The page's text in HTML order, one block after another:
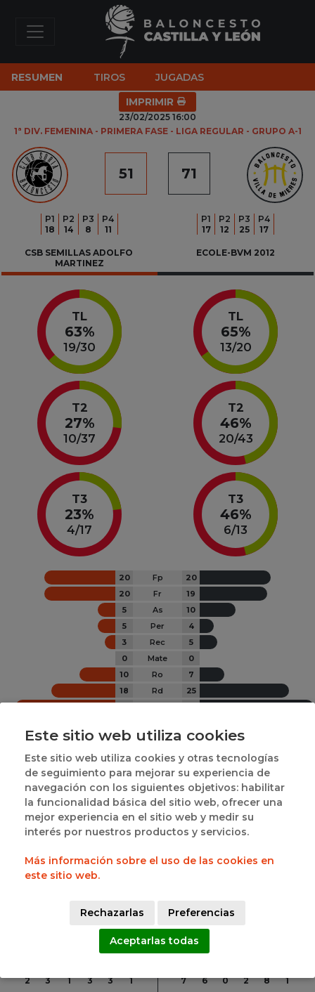
IMPRIMIR
RESUMEN TIROS JUGADAS
23/02/2025 16:00
1ª DIV. FEMENINA - PRIMERA FASE - LIGA REGULAR - GRUPO A-1
51
P1
18
P2
14
P3
8
P4
11
CSB SEMILLAS ADOLFO
MARTINEZ
71
P1
17
P2
12
P3
25
P4
17
ECOLE-BVM 2012
TL
63%
19/30
T2
27%
10/37
T3
23%
4/17
TL
65%
13/20
T2
46%
20/43
T3
46%
6/13
20 Fp
20
20
Fr
19
5
As
10
5
Per
4
3
Rec
5
0
Mate
0
10
Ro
7
18
Rd
25
6
6 | 25
JUGADORES DESTACADOS POR EQUIPO
LAURA  MARINA
2
3
1
3
3
1
7
6
0
2
8
1
Este sitio web utiliza cookies
Este sitio web utiliza cookies y otras tecnologías
de seguimiento para mejorar su experiencia de
navegación con los siguientes objetivos: habilitar
la funcionalidad básica del sitio web, ofrecer una
mejor experiencia en el sitio web y medir su
interés por nuestros productos y servicios.
Más información sobre el uso de las cookies en
este sitio web.
Rechazarlas Preferencias
Aceptarlas todas